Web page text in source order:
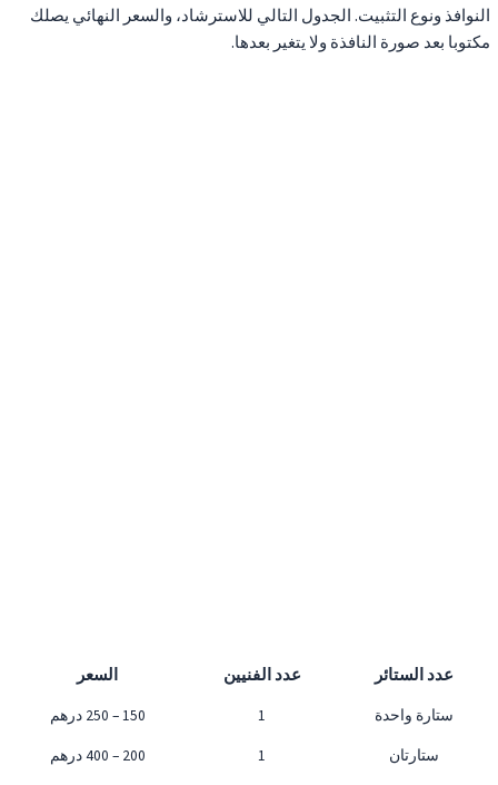
النوافذ ونوع التثبيت. الجدول التالي للاسترشاد، والسعر النهائي يصلك
مكتوبا بعد صورة النافذة ولا يتغير بعدها.
عدد الستائر عدد الفنيين السعر
ستارة واحدة 1 150 – 250 درهم
ستارتان 1 200 – 400 درهم